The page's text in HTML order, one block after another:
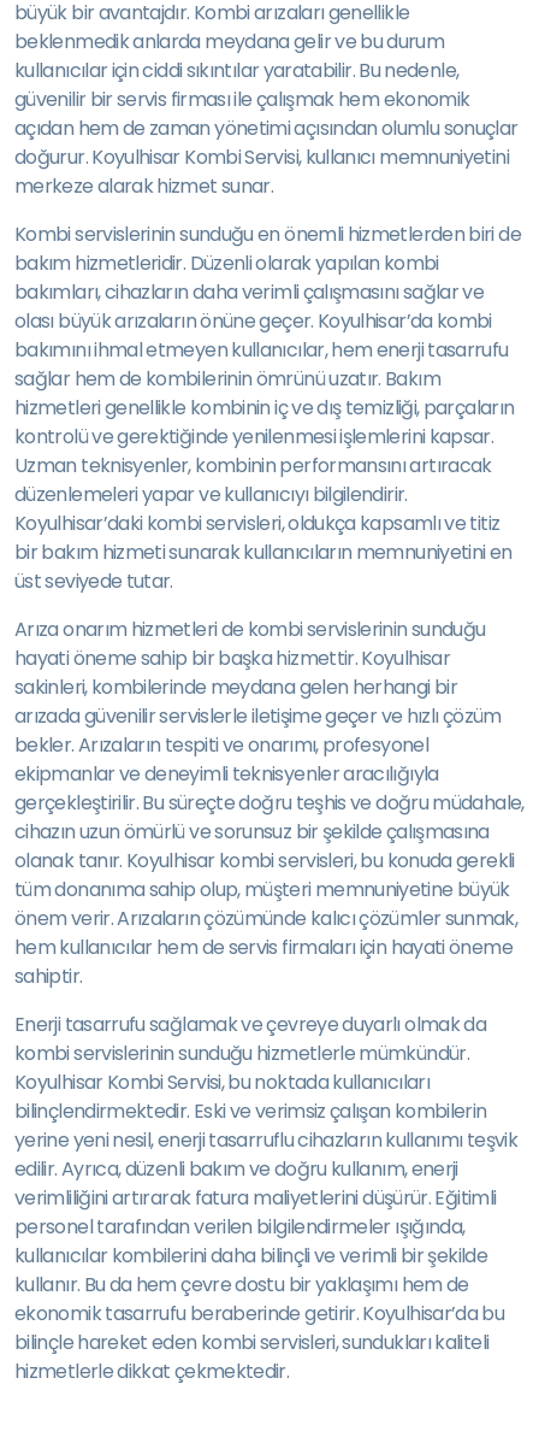
büyük bir avantajdır. Kombi arızaları genellikle
beklenmedik anlarda meydana gelir ve bu durum
kullanıcılar için ciddi sıkıntılar yaratabilir. Bu nedenle,
güvenilir bir servis firması ile çalışmak hem ekonomik
açıdan hem de zaman yönetimi açısından olumlu sonuçlar
doğurur. Koyulhisar Kombi Servisi, kullanıcı memnuniyetini
merkeze alarak hizmet sunar.
Kombi servislerinin sunduğu en önemli hizmetlerden biri de
bakım hizmetleridir. Düzenli olarak yapılan kombi
bakımları, cihazların daha verimli çalışmasını sağlar ve
olası büyük arızaların önüne geçer. Koyulhisar’da kombi
bakımını ihmal etmeyen kullanıcılar, hem enerji tasarrufu
sağlar hem de kombilerinin ömrünü uzatır. Bakım
hizmetleri genellikle kombinin iç ve dış temizliği, parçaların
kontrolü ve gerektiğinde yenilenmesi işlemlerini kapsar.
Uzman teknisyenler, kombinin performansını artıracak
düzenlemeleri yapar ve kullanıcıyı bilgilendirir.
Koyulhisar’daki kombi servisleri, oldukça kapsamlı ve titiz
bir bakım hizmeti sunarak kullanıcıların memnuniyetini en
üst seviyede tutar.
Arıza onarım hizmetleri de kombi servislerinin sunduğu
hayati öneme sahip bir başka hizmettir. Koyulhisar
sakinleri, kombilerinde meydana gelen herhangi bir
arızada güvenilir servislerle iletişime geçer ve hızlı çözüm
bekler. Arızaların tespiti ve onarımı, profesyonel
ekipmanlar ve deneyimli teknisyenler aracılığıyla
gerçekleştirilir. Bu süreçte doğru teşhis ve doğru müdahale,
cihazın uzun ömürlü ve sorunsuz bir şekilde çalışmasına
olanak tanır. Koyulhisar kombi servisleri, bu konuda gerekli
tüm donanıma sahip olup, müşteri memnuniyetine büyük
önem verir. Arızaların çözümünde kalıcı çözümler sunmak,
hem kullanıcılar hem de servis firmaları için hayati öneme
sahiptir.
Enerji tasarrufu sağlamak ve çevreye duyarlı olmak da
kombi servislerinin sunduğu hizmetlerle mümkündür.
Koyulhisar Kombi Servisi, bu noktada kullanıcıları
bilinçlendirmektedir. Eski ve verimsiz çalışan kombilerin
yerine yeni nesil, enerji tasarruflu cihazların kullanımı teşvik
edilir. Ayrıca, düzenli bakım ve doğru kullanım, enerji
verimliliğini artırarak fatura maliyetlerini düşürür. Eğitimli
personel tarafından verilen bilgilendirmeler ışığında,
kullanıcılar kombilerini daha bilinçli ve verimli bir şekilde
kullanır. Bu da hem çevre dostu bir yaklaşımı hem de
ekonomik tasarrufu beraberinde getirir. Koyulhisar’da bu
bilinçle hareket eden kombi servisleri, sundukları kaliteli
hizmetlerle dikkat çekmektedir.